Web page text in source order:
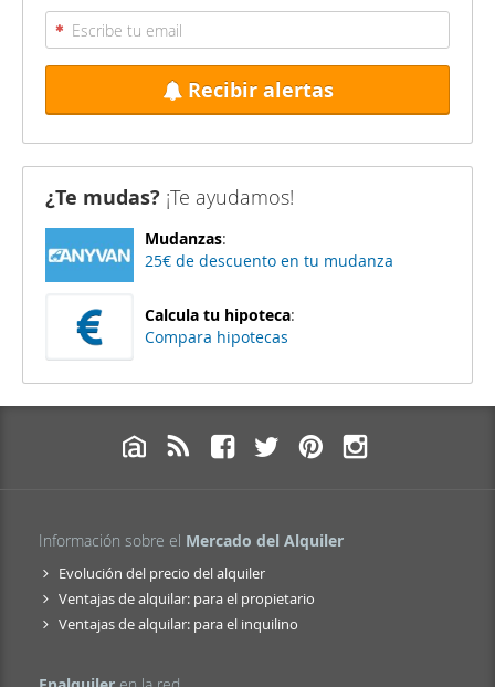
Recibir alertas
¿Te mudas? ¡Te ayudamos!
Mudanzas:
25€ de descuento en tu mudanza
Calcula tu hipoteca:
Compara hipotecas
Información sobre el Mercado del Alquiler
Evolución del precio del alquiler
Ventajas de alquilar: para el propietario
Ventajas de alquilar: para el inquilino